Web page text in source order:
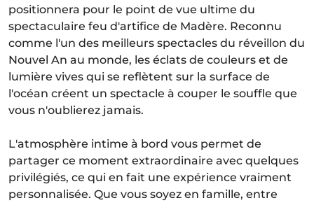
positionnera pour le point de vue ultime du
spectaculaire feu d'artifice de Madère. Reconnu
comme l'un des meilleurs spectacles du réveillon du
Nouvel An au monde, les éclats de couleurs et de
lumière vives qui se reflètent sur la surface de
l'océan créent un spectacle à couper le souffle que
vous n'oublierez jamais.
L'atmosphère intime à bord vous permet de
partager ce moment extraordinaire avec quelques
privilégiés, ce qui en fait une expérience vraiment
personnalisée. Que vous soyez en famille, entre